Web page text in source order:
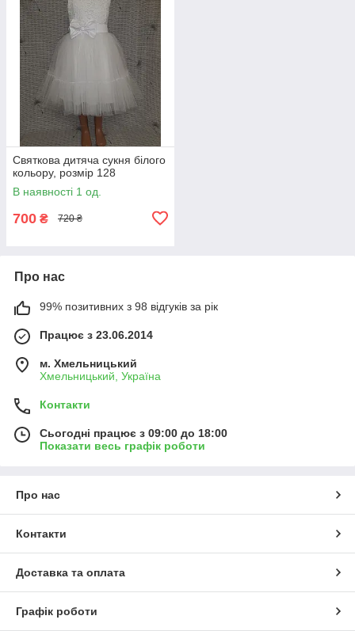
Святкова дитяча сукня білого
кольору, розмір 128
В наявності 1 од.
700 ₴ 720 ₴
Про нас
99% позитивних з 98 відгуків за рік
Працює з 23.06.2014
м. Хмельницький
Хмельницький, Україна
Контакти
Сьогодні працює з 09:00 до 18:00
Показати весь графік роботи
Про нас
Контакти
Доставка та оплата
Графік роботи